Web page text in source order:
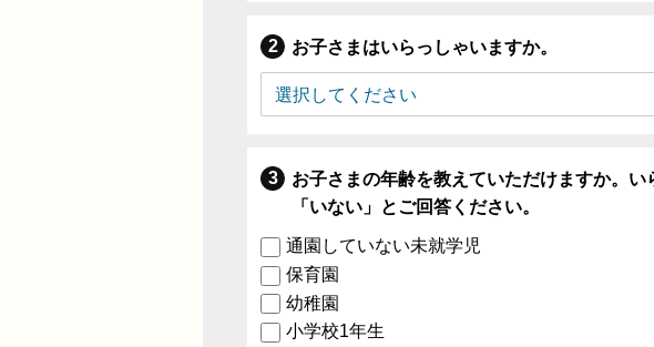
お子さまはいらっしゃいますか。
お子さまの年齢を教えていただけますか。い
「いない」とご回答ください。
通園していない未就学児
保育園
幼稚園
小学校1年生